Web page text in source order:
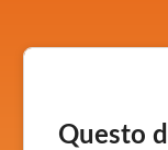
Questo